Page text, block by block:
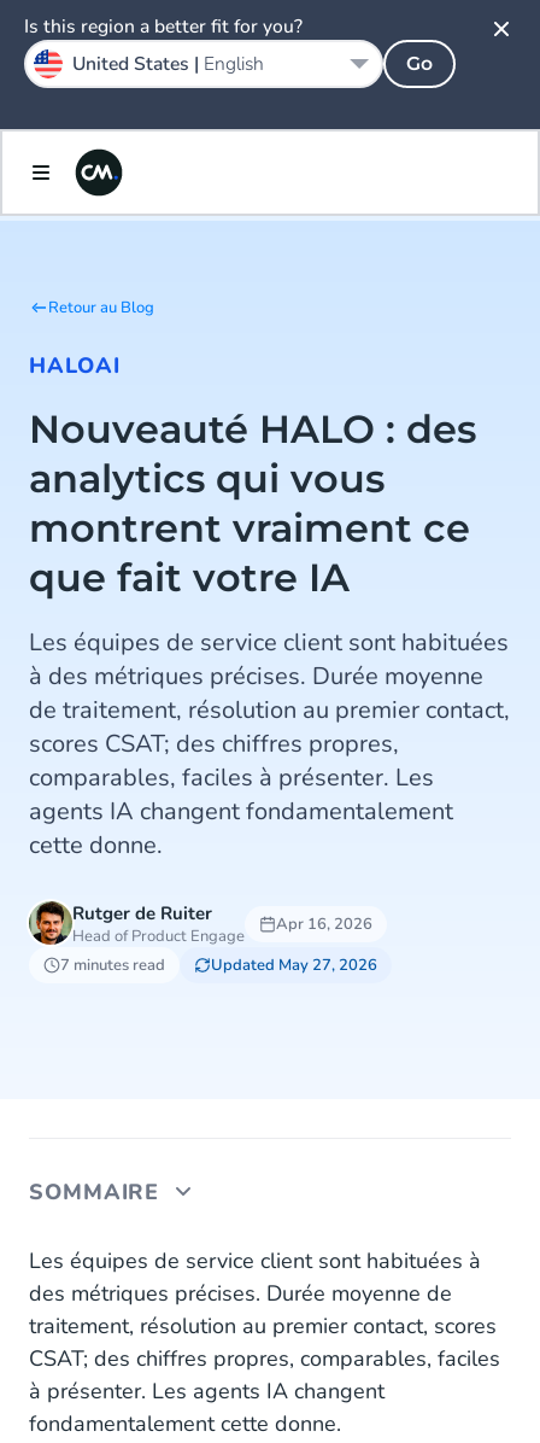
Retour au Blog
HALOAI
Nouveauté HALO : des
analytics qui vous
montrent vraiment ce
que fait votre IA
Les équipes de service client sont habituées
à des métriques précises. Durée moyenne
de traitement, résolution au premier contact,
scores CSAT; des chiffres propres,
comparables, faciles à présenter. Les
agents IA changent fondamentalement
cette donne.
Rutger de Ruiter
Head of Product Engage
Apr 16, 2026
7 minutes read
Updated May 27, 2026
SOMMAIRE
Analyse des sujets : commencez par comprendre
ce qu'on demande vraiment à votre IA
Taux de résolution : transformer un chiffre en
direction
Retours clients : ce que les chiffres ne montrent
Les équipes de service client sont habituées à
des métriques précises. Durée moyenne de
traitement, résolution au premier contact, scores
CSAT; des chiffres propres, comparables, faciles
à présenter. Les agents IA changent
fondamentalement cette donne.
Is this region a better fit for you?
United States | English Go